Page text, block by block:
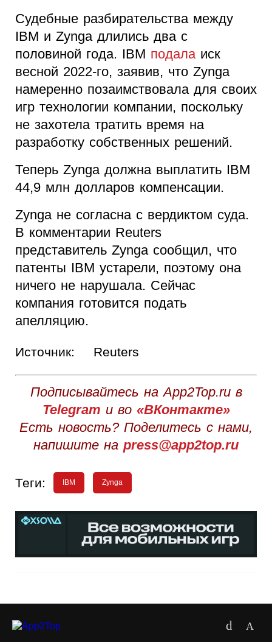
Судебные разбирательства между
IBM и Zynga длились два с
половиной года. IBM подалаиск
весной 2022-го, заявив, что Zynga
намеренно позаимствовала для своих
игр технологии компании, поскольку
не захотела тратить время на
разработку собственных решений.
Теперь Zynga должна выплатить IBM
44,9 млн долларов компенсации.
Zynga не согласна с вердиктом суда.
В комментарии Reuters
представитель Zynga сообщил, что
патенты IBM устарели, поэтому она
ничего не нарушала. Сейчас
компания готовится подать
апелляцию.
Источник: Reuters
Подписывайтесь на App2Top.ru в
Telegram и во «ВКонтакте»
Есть новость? Поделитесь с нами,
напишите на press@app2top.ru
Теги: IBM Zynga